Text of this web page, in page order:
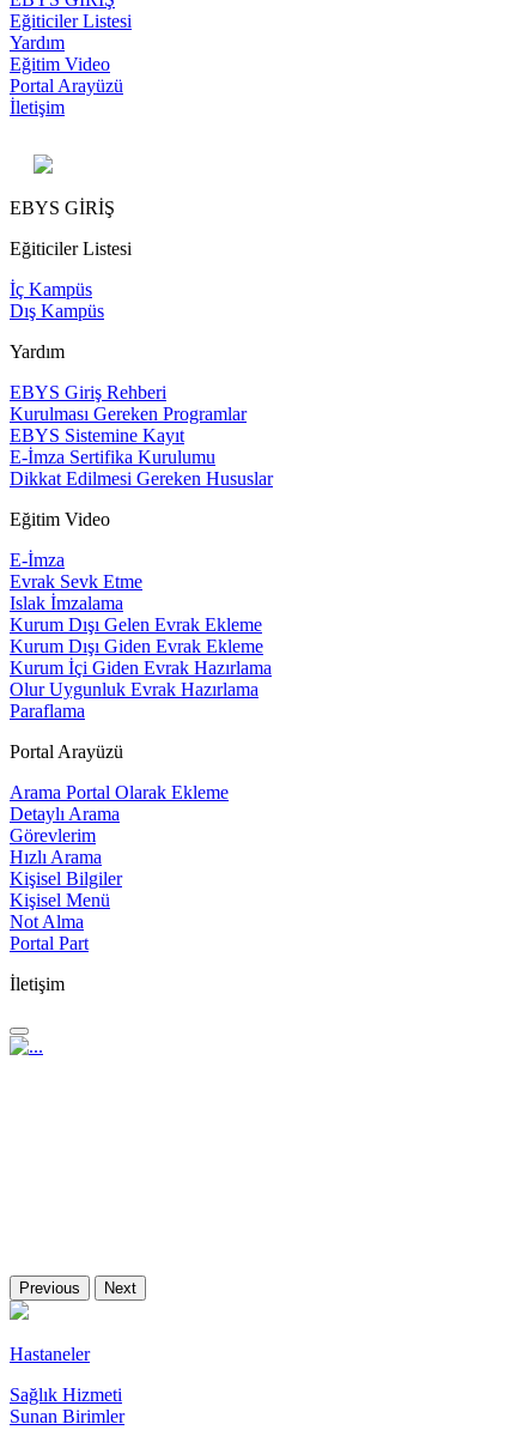
Eğiticiler Listesi
Yardım
Eğitim Video
Portal Arayüzü
İletişim
EBYS GİRİŞ
Eğiticiler Listesi
İç Kampüs
Dış Kampüs
Yardım
EBYS Giriş Rehberi
Kurulması Gereken Programlar
EBYS Sistemine Kayıt
E-İmza Sertifika Kurulumu
Dikkat Edilmesi Gereken Hususlar
Eğitim Video
E-İmza
Evrak Sevk Etme
Islak İmzalama
Kurum Dışı Gelen Evrak Ekleme
Kurum Dışı Giden Evrak Ekleme
Kurum İçi Giden Evrak Hazırlama
Olur Uygunluk Evrak Hazırlama
Paraflama
Portal Arayüzü
Arama Portal Olarak Ekleme
Detaylı Arama
Görevlerim
Hızlı Arama
Kişisel Bilgiler
Kişisel Menü
Not Alma
Portal Part
İletişim
Previous Next
Hastaneler
Sağlık Hizmeti
Sunan Birimler